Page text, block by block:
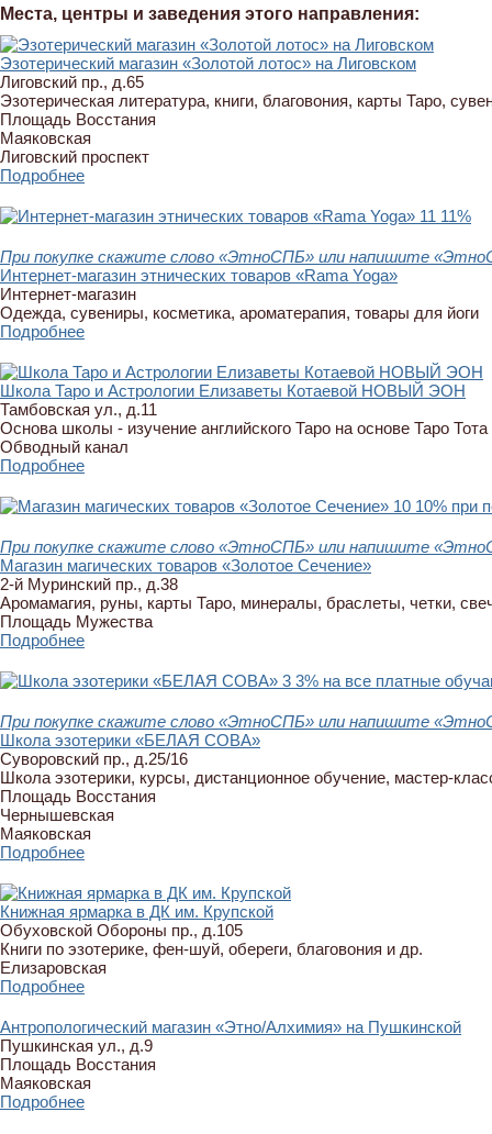
Места, центры и заведения этого направления:
Эзотерический магазин «Золотой лотос» на Лиговском
Лиговский пр., д.65
Эзотерическая литература, книги, благовония, карты Таро,
Площадь Восстания
Маяковская
Лиговский проспект
Подробнее
11 11%
При покупке скажите слово «ЭтноСПБ» или напишите
Интернет-магазин этнических товаров «Rama Yoga»
Интернет-магазин
Одежда, сувениры, косметика, ароматерапия, товары для йоги
Подробнее
Школа Таро и Астрологии Елизаветы Котаевой НОВЫЙ ЭОН
Тамбовская ул., д.11
Основа школы - изучение английского Таро на основе Таро
Обводный канал
Подробнее
10 10% при
При покупке скажите слово «ЭтноСПБ» или напишите
Магазин магических товаров «Золотое Сечение»
2-й Муринский пр., д.38
Аромамагия, руны, карты Таро, минералы, браслеты, четки,
Площадь Мужества
Подробнее
3 3% на все платные
При покупке скажите слово «ЭтноСПБ» или напишите
Школа эзотерики «БЕЛАЯ СОВА»
Суворовский пр., д.25/16
Школа эзотерики, курсы, дистанционное обучение, мастер-
Площадь Восстания
Чернышевская
Маяковская
Подробнее
Книжная ярмарка в ДК им. Крупской
Обуховской Обороны пр., д.105
Книги по эзотерике, фен-шуй, обереги, благовония и др.
Елизаровская
Подробнее
Антропологический магазин «Этно/Алхимия» на Пушкинской
Пушкинская ул., д.9
Площадь Восстания
Маяковская
Подробнее